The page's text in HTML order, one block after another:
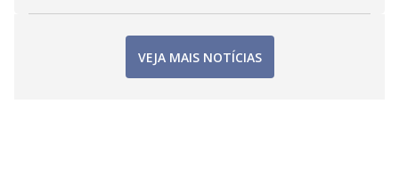
VEJA MAIS NOTÍCIAS